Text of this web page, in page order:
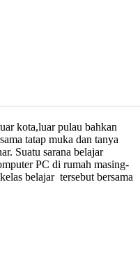
kota,luar pulau bahkan
tatap muka dan tanya
Suatu sarana belajar
PC di rumah masing-
belajar tersebut bersama